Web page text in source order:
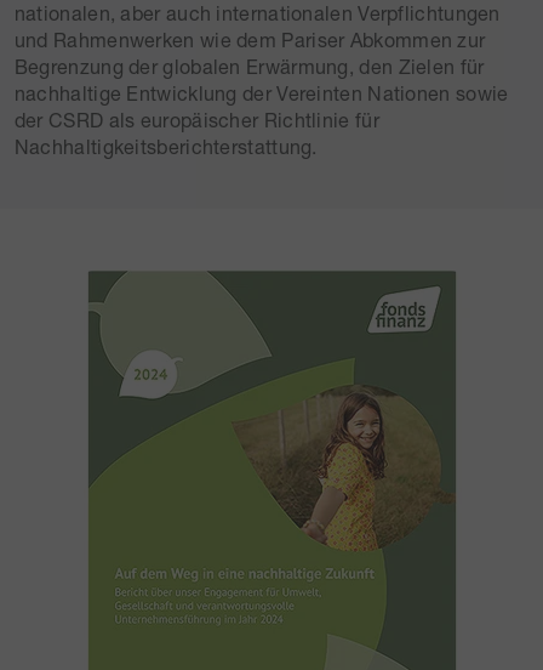
nationalen, aber auch internationalen Verpflichtungen
und Rahmenwerken wie dem Pariser Abkommen zur
Begrenzung der globalen Erwärmung, den Zielen für
nachhaltige Entwicklung der Vereinten Nationen sowie
der CSRD als europäischer Richtlinie für
Nachhaltigkeitsberichterstattung.